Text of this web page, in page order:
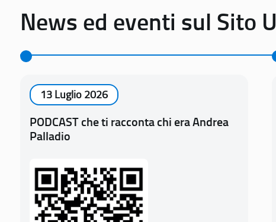
News ed eventi sul Sito
13 Luglio 2026
PODCAST che ti racconta chi era Andrea
Palladio